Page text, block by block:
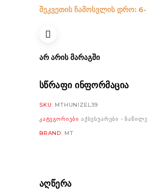
შეკვეთის ჩამოსვლის დრო:
ᲐᲠ ᲐᲠᲘᲡ ᲛᲐᲠᲐᲒᲨᲘ
ᲡᲬᲠᲐᲤᲘ ᲘᲜᲤᲝᲠᲛᲐᲪᲘᲐ
SKU: MTHUNIZEL39
ᲙᲐᲢᲔᲒᲝᲠᲘᲔᲑᲘ ᲐᲥᲡᲔᲡᲣᲐᲠᲔᲑᲘ -
BRAND: MT
ᲐᲦᲬᲔᲠᲐ